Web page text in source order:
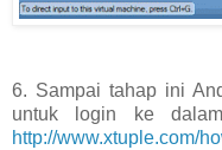
6. Sampai tahap ini
untuk login ke
http://www.xtuple.com/